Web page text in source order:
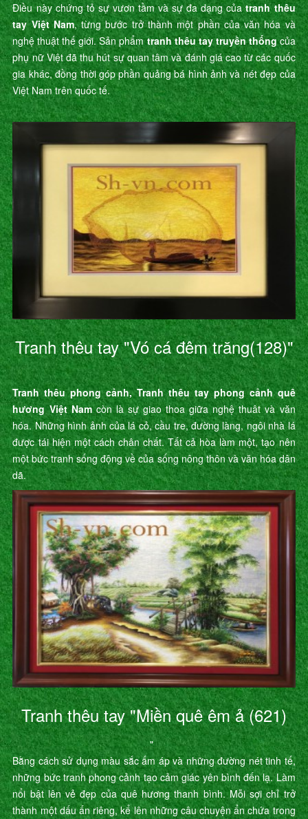
Điều này chứng tỏ sự vươn tầm và sự đa dạng củatranh thêu
tay Việt Nam, từng bước trở thành một phần của văn hóa và
nghệ thuật thế giới. Sản phẩmtranh thêu tay truyền thốngcủa
phụ nữ Việt đã thu hút sự quan tâm và đánh giá cao từ các quốc
gia khác, đồng thời góp phần quảng bá hình ảnh và nét đẹp của
Việt Nam trên quốc tế.
Tranh thêu tay "Vó cá đêm trăng(128)"
Tranh thêu phong cảnh, Tranh thêu tay phong cảnh quê
hương Việt Namcòn là sự giao thoa giữa nghệ thuât và văn
hóa. Những hình ảnh của lá cỏ, cầu tre, đường làng, ngôi nhà lá
được tái hiện một cách chân chất. Tất cả hòa làm một, tạo nên
một bức tranh sống động về của sống nông thôn và văn hóa dân
dã.
Tranh thêu tay "Miền quê êm ả (621)
"
Bằng cách sử dụng màu sắc ấm áp và những đường nét tinh tế,
những bức tranh phong cảnh tạo cảm giác yên bình đến lạ. Làm
nổi bật lên vẻ đẹp của quê hương thanh bình. Mỗi sợi chỉ trở
thành một dấu ấn riêng, kể lên những câu chuyện ẩn chứa trong